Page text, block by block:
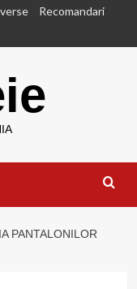
Recomandari
PANTALONILOR